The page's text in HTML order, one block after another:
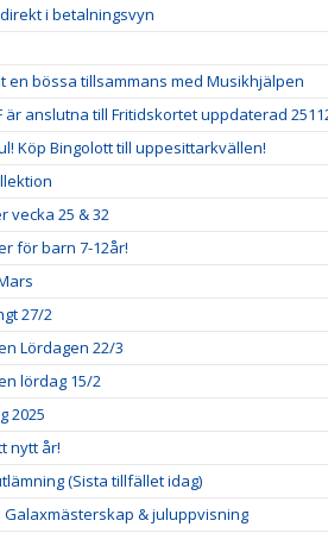
i betalningsvyn
en bössa tillsammans med Musikhjälpen
är anslutna till Fritidskortet uppdaterad
Köp Bingolott till uppesittarkvällen!
vecka 25 & 32
för barn 7-12år!
27/2
Lördagen 22/3
lördag 15/2
2025
nytt år!
(Sista tillfället idag)
Galaxmästerskap & juluppvisning